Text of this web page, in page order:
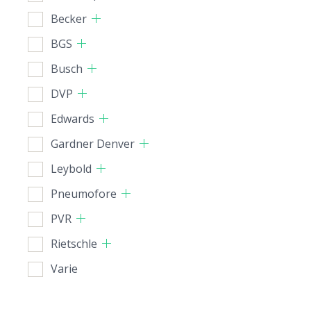
Becker
BGS
Busch
DVP
Edwards
Gardner Denver
Leybold
Pneumofore
PVR
Rietschle
Varie